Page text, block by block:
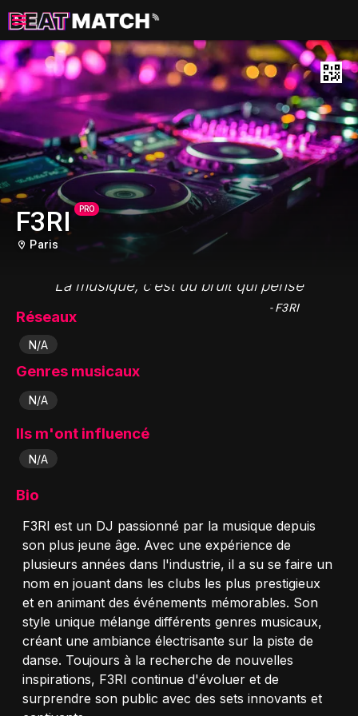
F3RI PRO
Paris
"La musique, c’est du bruit qui pense"
- F3RI
Réseaux
N/A
Genres musicaux
N/A
Ils m'ont influencé
N/A
Bio
F3RI est un DJ passionné par la musique depuis
son plus jeune âge. Avec une expérience de
plusieurs années dans l'industrie, il a su se faire un
nom en jouant dans les clubs les plus prestigieux
et en animant des événements mémorables. Son
style unique mélange différents genres musicaux,
créant une ambiance électrisante sur la piste de
danse. Toujours à la recherche de nouvelles
inspirations, F3RI continue d'évoluer et de
surprendre son public avec des sets innovants et